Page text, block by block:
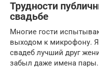
Трудности
свадьбе
Многие гости
выходом к микрофону.
свадеб лучший друг
забыл даже имена